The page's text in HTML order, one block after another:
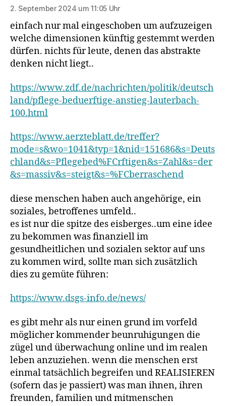
2. September 2024 um 11:05 Uhr
einfach nur mal eingeschoben um aufzuzeigen
welche dimensionen künftig gestemmt werden
dürfen. nichts für leute, denen das abstrakte
denken nicht liegt..
https://www.zdf.de/nachrichten/politik/deutsch
land/pflege-beduerftige-anstieg-lauterbach-
100.html
https://www.aerzteblatt.de/treffer?
mode=s&wo=1041&typ=1&nid=151686&s=Deuts
chland&s=Pflegebed%FCrftigen&s=Zahl&s=der
&s=massiv&s=steigt&s=%FCberraschend
diese menschen haben auch angehörige, ein
soziales, betroffenes umfeld..
es ist nur die spitze des eisberges..um eine idee
zu bekommen was finanziell im
gesundheitlichen und sozialen sektor auf uns
zu kommen wird, sollte man sich zusätzlich
dies zu gemüte führen:
https://www.dsgs-info.de/news/
es gibt mehr als nur einen grund im vorfeld
möglicher kommender beunruhigungen die
zügel und überwachung online und im realen
leben anzuziehen. wenn die menschen erst
einmal tatsächlich begreifen und REALISIEREN
(sofern das je passiert) was man ihnen, ihren
freunden, familien und mitmenschen